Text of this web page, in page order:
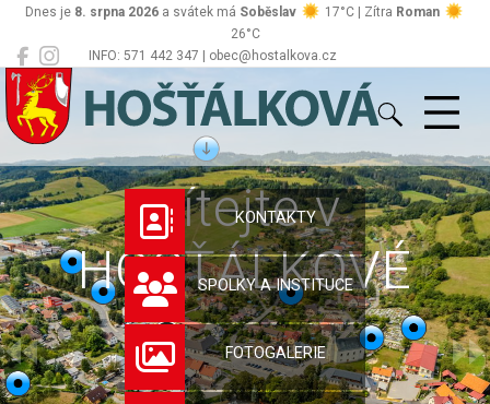
INFO: 571 442 347 | obec@hostalkova.cz
Dnes je 8. srpna 2026 a svátek má Soběslav 17°C | Zítra Roman
26°C
Hošťálková
Vítejte v
HOŠŤÁLKOVÉ
KONTAKTY
SPOLKY A INSTITUCE
FOTOGALERIE